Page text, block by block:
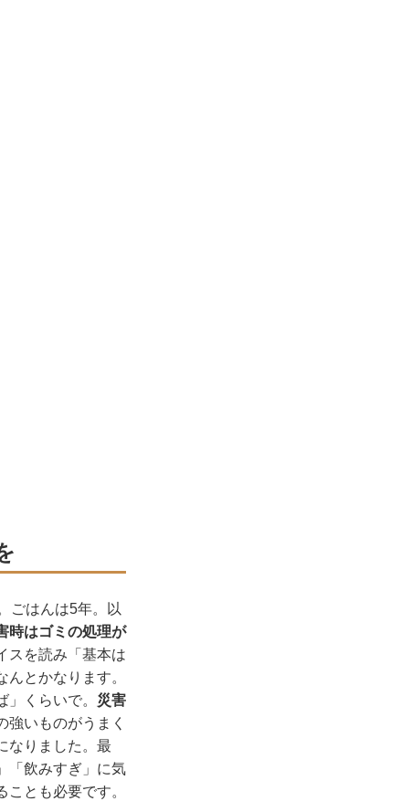
ごはんは5年。以
時はゴミの処理が
スを読み「基本は
とかなります。
くらいで。 災害
強いものがうまく
なりました。最
「飲みすぎ」に気
とも必要です。